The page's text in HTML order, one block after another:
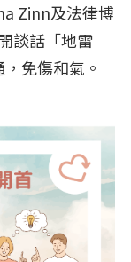
Zinn及法律博
談話「地雷
免傷和氣。